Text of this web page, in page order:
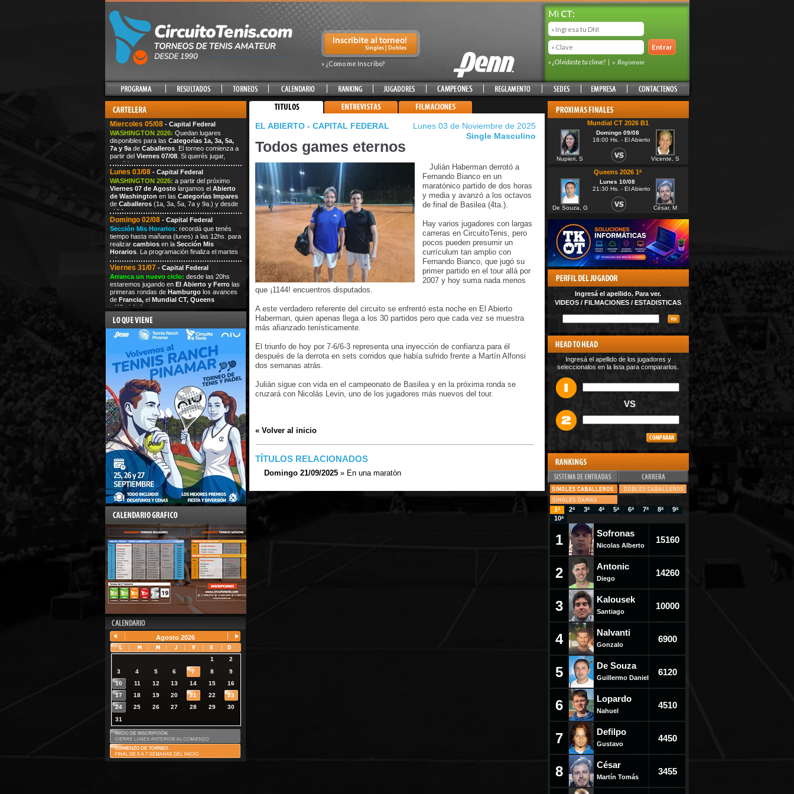
» ¿Como me Inscribo?
Mi CT:
» ¿Olvidaste tu clave? | » Registrate
Miercoles 05/08 - Capital Federal
WASHINGTON 2026: Quedan lugares
disponibles para las Categorías 1a, 3a, 5a,
7a y 9a deCaballeros. El torneo comienza a
partir del Viernes 07/08. Si querés jugar,
escribi
Lunes 03/08 - Capital Federal
WASHINGTON 2026: a partir del próximo
Viernes 07 de Agosto largamos el Abierto
de Washington en las Categorías Impares
de Caballeros(1a, 3a, 5a, 7a y 9a.) y desde
el14
Domingo 02/08 - Capital Federal
Sección Mis Horarios: recordá que tenés
tiempo hasta mañana (lunes) a las 12hs. para
realizar cambios en la Sección Mis
Horarios. La programación finaliza el martes
a las
Viernes 31/07 - Capital Federal
Arranca un nuevo ciclo: desde las 20hs
estaremos jugando en El Abierto y Ferro las
primeras rondas de Hamburgo los avances
de Francia,el Mundial CT, Queens
Wimbledon
Agosto 2026
1
2
3
4 5 6 7 8
9
10
11 12 13 14 15
16
17
18 19 20 21 22
23
24
25 26 27 28 29
30
31
Lunes 03 de Noviembre de 2025
EL ABIERTO - CAPITAL FEDERAL
Single Masculino
Todos games eternos
Julián Haberman derrotó a
Fernando Bianco en un
maratónico partido de dos horas
y media y avanzó a los octavos
de final de Basilea (4ta.).
Hay varios jugadores con largas
carreras en CircuitoTenis, pero
pocos pueden presumir un
currículum tan amplio con
Fernando Bianco, que jugó su
primer partido en el tour allá por
2007 y hoy suma nada menos
que ¡1144! encuentros disputados.
A este verdadero referente del circuito se enfrentó esta noche en El Abierto
Haberman, quien apenas llega a los 30 partidos pero que cada vez se muestra
más afianzado tenísticamente.
El triunfo de hoy por 7-6/6-3 representa una inyección de confianza para él
después de la derrota en sets corridos que había sufrido frente a Martín Alfonsi
dos semanas atrás.
Julián sigue con vida en el campeonato de Basilea y en la próxima ronda se
cruzará con Nicolás Levin, uno de los jugadores más nuevos del tour.
« Volver al inicio
TÍTULOS RELACIONADOS
Domingo 21/09/2025» En una maratòn
Mundial CT 2026 B1
Nupieri, S
Domingo 09/08
18:00 Hs. - El Abierto
Vicente, S
Queens 2026 1ª
De Souza, G
Lunes 10/08
21:30 Hs. - El Abierto
César, M
Ingresá el apellido. Para ver.
VIDEOS / FILMACIONES / ESTADISTICAS
Ingresá el apellido de los jugadores y
seleccionalos en la lista para compararlos.
VS
1ª 2ª 3ª 4ª 5ª 6ª 7ª 8ª
9ª
10ª
1 Sofronas
Nicolas Alberto
15160
2 Antonic
Diego
14260
3 Kalousek
Santiago
10000
4 Nalvanti
Gonzalo
6900
5 De Souza
Guillermo Daniel
6120
6 Lopardo
Nahuel
4510
7 Defilpo
Gustavo
4450
8 César
Martín Tomás
3455